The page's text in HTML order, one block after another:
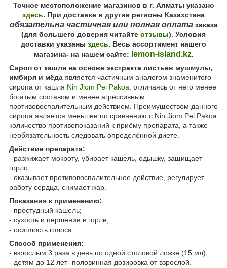
Точное местоположение магазинов в г. Алматы указано
здесь. При доставке в другие регионы Казахстана
обязательна частичная или полная оплатазаказа
(для большего доверия читайте отзывы). Условия
доставки указаны здесь. Весь ассортимент нашего
магазина- на нашем сайте: lemon-island.kz.
Сироп от кашля на основе экстракта листьев мушмулы,
имбиря и мёда является частичным аналогом знаменитого
сиропа от кашля Nin Jiom Pei Pakoa , отличаясь от него менее
богатым составом и менее агрессивным
противовоспалительным действием. Преимуществом данного
сиропа является меньшее по сравнению с Nin Jiom Pei Pakoa
количество противопоказаний к приёму препарата, а также
необязательность следовать определённой диете.
Действие препарата:
- разжижает мокроту, убирает кашель, одышку, защищает
горло;
- оказывает противовоспалительное действие, регулирует
работу сердца, снимает жар.
Показания к применению:
- простудный кашель;
- сухость и першение в горле;
- осиплость голоса.
Способ применения:
- взрослым 3 раза в день по одной столовой ложке (15 мл);
- детям до 12 лет- половинная дозировка от взрослой.